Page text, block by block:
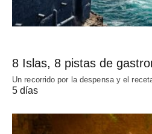
8 Islas, 8 pistas de
Un recorrido por la despensa y el
5 días